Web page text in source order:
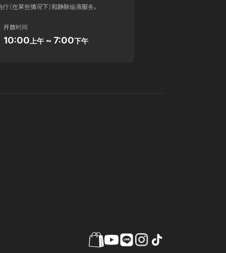
（在某些情况下）和静脉输液服务。
开放时间
10:00 上午 ~ 7:00下午